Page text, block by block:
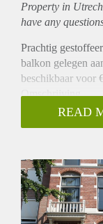
Property in
have any
Prachtig
balkon gelegen
beschikbaar voor
Omschrijving
Het appartement
De slaapkamer en
een ruim balkon
beschikt over een
v.v. diverse
gasfornuis en
READ